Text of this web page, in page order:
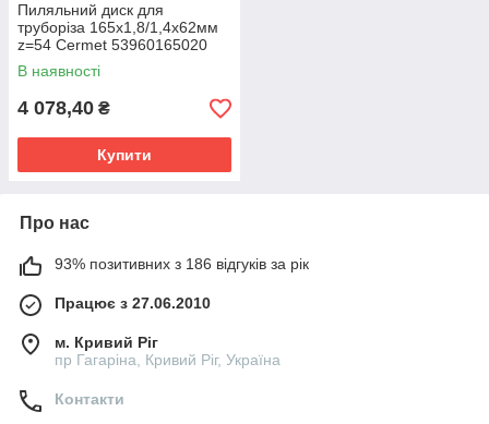
Пиляльний диск для
труборіза 165х1,8/1,4х62мм
z=54 Cermet 53960165020
Karnasch
В наявності
4 078,40 ₴
Купити
Про нас
93% позитивних з 186 відгуків за рік
Працює з 27.06.2010
м. Кривий Ріг
пр Гагаріна, Кривий Ріг, Україна
Контакти